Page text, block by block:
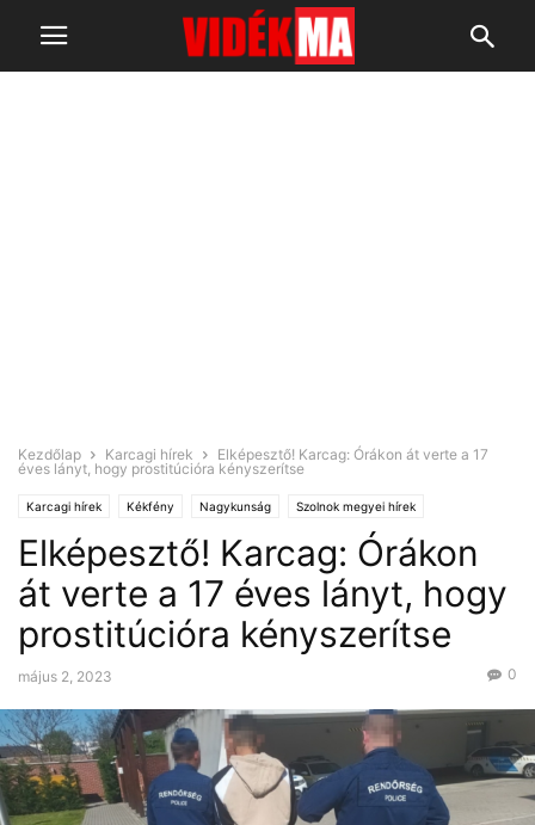
Kezdőlap Karcagi hírek
Elképesztő! Karcag: Órákon át verte a 17
éves lányt, hogy prostitúcióra kényszerítse
Karcagi hírek Kékfény Nagykunság Szolnok megyei hírek
Elképesztő! Karcag: Órákon
át verte a 17 éves lányt, hogy
prostitúcióra kényszerítse
május 2, 2023 0